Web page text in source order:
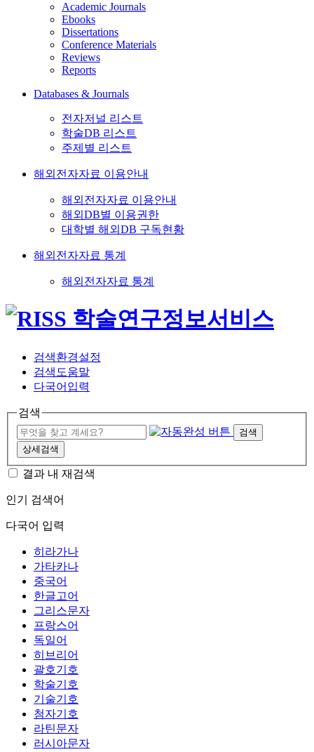
Academic Journals
Ebooks
Dissertations
Conference Materials
Reviews
Reports
Databases & Journals
전자저널 리스트
학술DB 리스트
주제별 리스트
해외전자자료 이용안내
해외전자자료 이용안내
해외DB별 이용권한
대학별 해외DB 구독현황
해외전자자료 통계
해외전자자료 통계
검색환경설정
검색도움말
다국어입력
검색
검색
상세검색
결과 내 재검색
인기 검색어
다국어 입력
히라가나
가타카나
중국어
한글고어
그리스문자
프랑스어
독일어
히브리어
괄호기호
학술기호
기술기호
첨자기호
라틴문자
러시아문자